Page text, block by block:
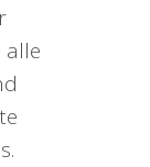
alle